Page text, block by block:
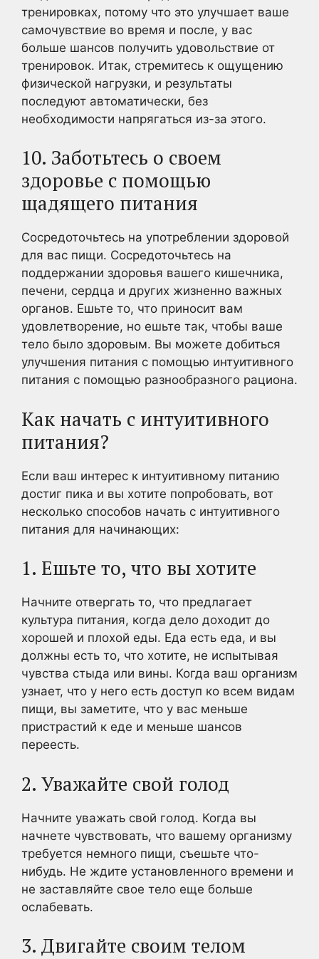
тренировках, потому что это улучшает ваше
самочувствие во время и после, у вас
больше шансов получить удовольствие от
тренировок. Итак, стремитесь к ощущению
физической нагрузки, и результаты
последуют автоматически, без
необходимости напрягаться из-за этого.
10. Заботьтесь о своем
здоровье с помощью
щадящего питания
Сосредоточьтесь на употреблении здоровой
для вас пищи. Сосредоточьтесь на
поддержании здоровья вашего кишечника,
печени, сердца и других жизненно важных
органов. Ешьте то, что приносит вам
удовлетворение, но ешьте так, чтобы ваше
тело было здоровым. Вы можете добиться
улучшения питания с помощью интуитивного
питания с помощью разнообразного рациона.
Как начать с интуитивного
питания?
Если ваш интерес к интуитивному питанию
достиг пика и вы хотите попробовать, вот
несколько способов начать с интуитивного
питания для начинающих:
1. Ешьте то, что вы хотите
Начните отвергать то, что предлагает
культура питания, когда дело доходит до
хорошей и плохой еды. Еда есть еда, и вы
должны есть то, что хотите, не испытывая
чувства стыда или вины. Когда ваш организм
узнает, что у него есть доступ ко всем видам
пищи, вы заметите, что у вас меньше
пристрастий к еде и меньше шансов
переесть.
2. Уважайте свой голод
Начните уважать свой голод. Когда вы
начнете чувствовать, что вашему организму
требуется немного пищи, съешьте что-
нибудь. Не ждите установленного времени и
не заставляйте свое тело еще больше
ослабевать.
3. Двигайте своим телом